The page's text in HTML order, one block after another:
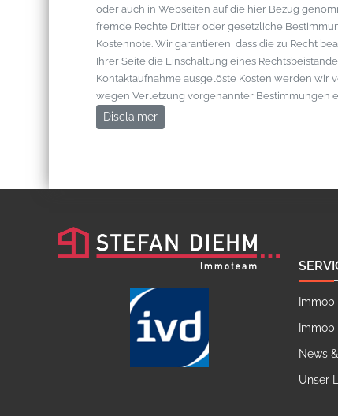
oder auch in Webseiten auf die hier Bezug
fremde Rechte Dritter oder gesetzliche
Kostennote. Wir garantieren, dass die zu Recht
Ihrer Seite die Einschaltung eines
Kontaktaufnahme ausgelöste Kosten werden
wegen Verletzung vorgenannter Bestimmungen
Disclaimer
News
Unser